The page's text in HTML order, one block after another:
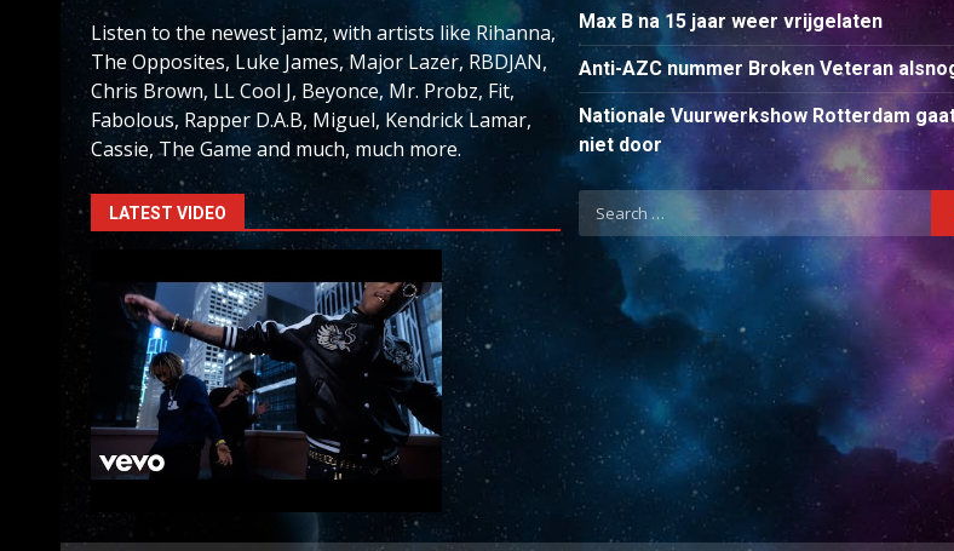
Listen to the newest jamz, with artists like Rihanna,
The Opposites, Luke James, Major Lazer, RBDJAN,
Chris Brown, LL Cool J, Beyonce, Mr. Probz, Fit,
Fabolous, Rapper D.A.B, Miguel, Kendrick Lamar,
Cassie, The Game and much, much more.
LATEST VIDEO
Max B na 15 jaar weer vrijgelaten
Anti-AZC nummer Broken Veteran
Nationale Vuurwerkshow Rotterdam
niet door
Search
for: